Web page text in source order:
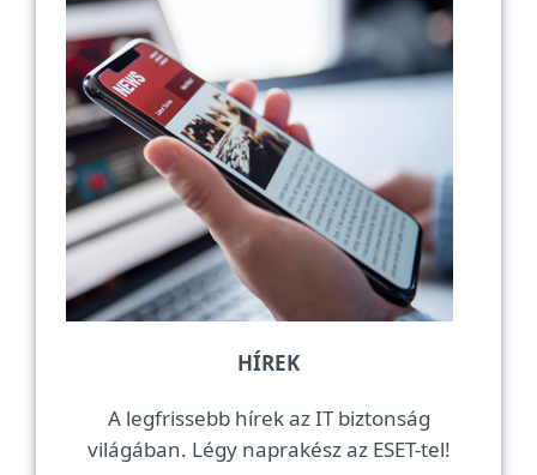
HÍREK
A legfrissebb hírek az IT biztonság
világában. Légy naprakész az ESET-tel!